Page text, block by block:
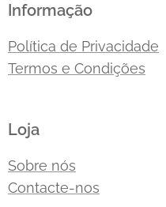
Informação
Política de Privacidade
Termos e Condições
Loja
Sobre nós
Contacte-nos